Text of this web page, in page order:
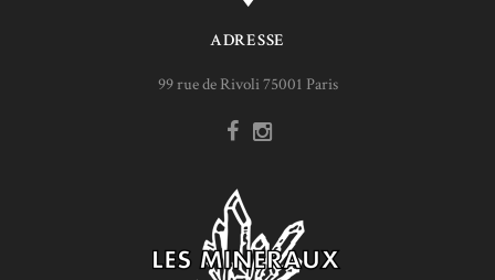
ADRESSE
99 rue de Rivoli 75001 Paris